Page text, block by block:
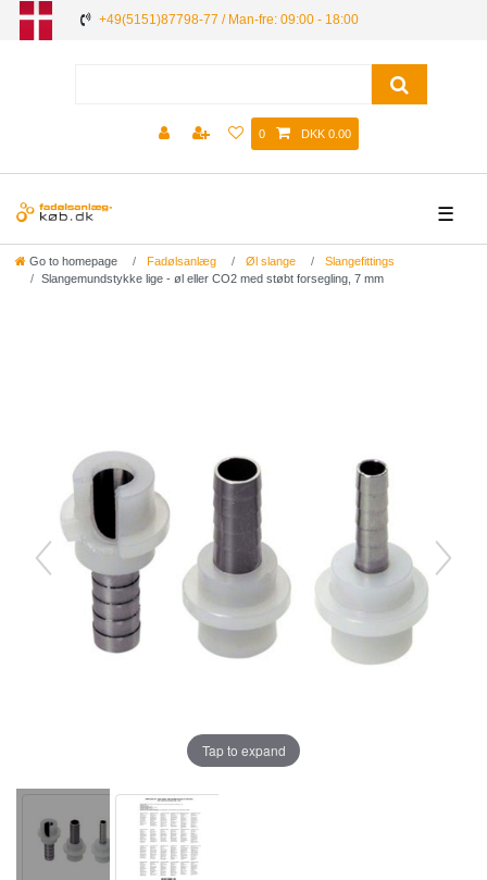
+49(5151)87798-77 / Man-fre: 09:00 - 18:00
0 DKK 0.00
☰
Go to homepage Fadølsanlæg Øl slange
Slangefittings
Slangemundstykke lige - øl eller CO2 med støbt forsegling, 7 mm
Tap to expand